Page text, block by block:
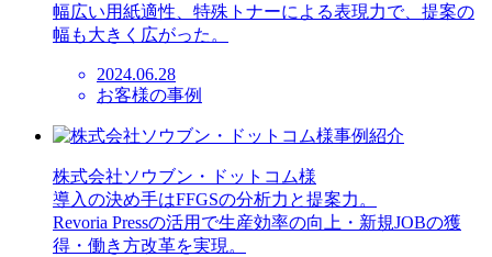
幅広い用紙適性、特殊トナーによる表現力で、提案の
幅も大きく広がった。
2024.06.28
お客様の事例
株式会社ソウブン・ドットコム様
導入の決め手はFFGSの分析力と提案力。
Revoria Pressの活用で生産効率の向上・新規JOBの獲
得・働き方改革を実現。